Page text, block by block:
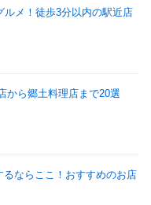
メ！徒歩3分以内の駅近店
から郷土料理店まで20選
ならここ！おすすめのお店